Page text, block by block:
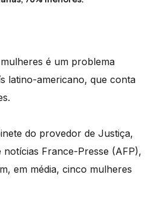
é um problema
latino-americano, que conta
do provedor de Justiça,
notícias France-Presse (AFP),
em média, cinco mulheres